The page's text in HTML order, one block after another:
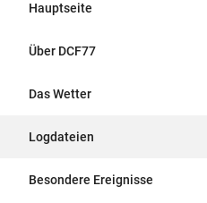
Hauptseite
Über DCF77
Das Wetter
Logdateien
Besondere Ereignisse